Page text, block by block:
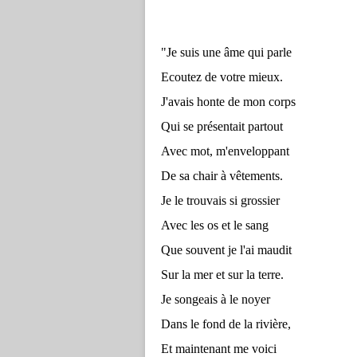
"Je suis une âme qui parle
Ecoutez de votre mieux.
J'avais honte de mon corps
Qui se présentait partout
Avec mot, m'enveloppant
De sa chair à vêtements.
Je le trouvais si grossier
Avec les os et le sang
Que souvent je l'ai maudit
Sur la mer et sur la terre.
Je songeais à le noyer
Dans le fond de la rivière,
Et maintenant me voici